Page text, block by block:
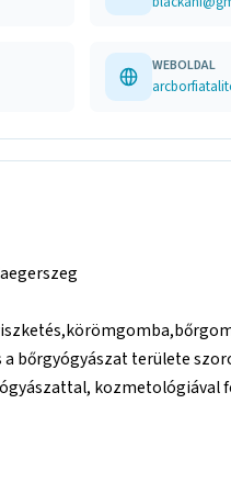
WEBOLDAL
bőrgyógyászat területe
kozmetológiával